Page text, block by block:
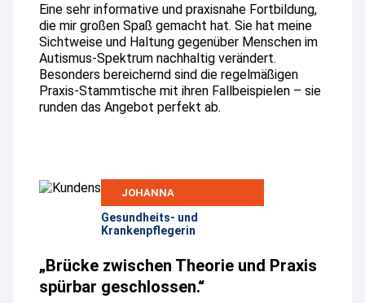
Eine sehr informative und praxisnahe Fortbildung,
die mir großen Spaß gemacht hat. Sie hat meine
Sichtweise und Haltung gegenüber Menschen im
Autismus-Spektrum nachhaltig verändert.
Besonders bereichernd sind die regelmäßigen
Praxis-Stammtische mit ihren Fallbeispielen – sie
runden das Angebot perfekt ab.
JOHANNA
Gesundheits- und
Krankenpflegerin
„Brücke zwischen Theorie und Praxis
spürbar geschlossen.“